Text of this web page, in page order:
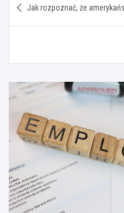
wpisu
Jak rozpoznać, że